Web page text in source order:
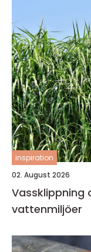
inspiration
02. August 2026
Vassklippning
vattenmiljöer